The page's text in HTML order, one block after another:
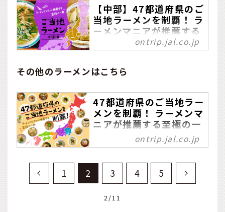
表）。そんなラーメンを愛
する人々が数多く住む新潟
県には、地域の気候や特色
に根付いたさまざまなラー
メンがあるのが特徴。ラー
メンを通して新潟の風土を
知ることができるのです。
【中部】47都道府県のご
当地ラーメンを制覇！ ラ
ーメンマニアが推薦する
至極の一杯
ーメンブーム。日本各地に
り、長年愛され続け今に至
ります。この記事では全国
47都道府県それぞれの特色
を解説するとともに、長年
食べ歩いているマニアによ
るおすすめの47軒をコメン
トやマップ付きでレコメン
ド。
ontrip.jal.co.jp
その他のラーメンはこちら
47都道府県のご当地ラー
メンを制覇！ ラーメンマ
ニアが推薦する至極の一
国内外で年々盛り上がるラ
ーメンブーム。日本各地に
伝統的なご当地の味があ
り、長年愛され続け今に至
ります。この記事では全国
ontrip.jal.co.jp
1 2 3 4 5
2/11